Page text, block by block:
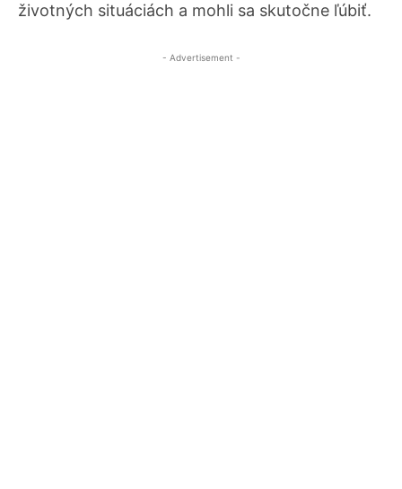
životných situáciách a mohli sa skutočne ľúbiť.
- Advertisement -